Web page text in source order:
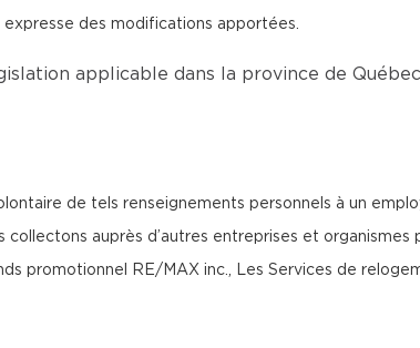
des modifications apportées.
applicable dans la province de
de tels renseignements personnels à un
auprès d’autres entreprises et organismes
promotionnel RE/MAX inc., Les Services de